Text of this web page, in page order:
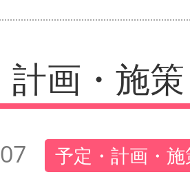
計画・施策
予定・計画・